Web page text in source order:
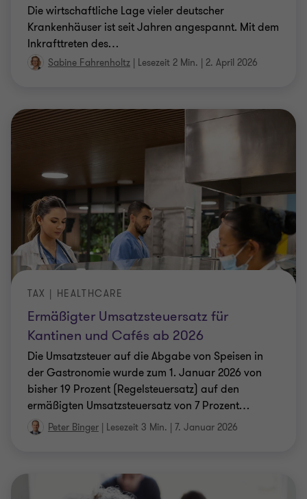
Die wirtschaftliche Lage vieler deutscher
Krankenhäuser ist seit Jahren angespannt. Mit dem
Inkrafttreten des…
Sabine Fahrenholtz | Lesezeit 2 Min. | 2. April 2026
Ermäßigter Umsatzsteuersatz für
Kantinen und Cafés ab 2026
TAX | HEALTHCARE
Die Umsatzsteuer auf die Abgabe von Speisen in
der Gastronomie wurde zum 1. Januar 2026 von
bisher 19 Prozent (Regelsteuersatz) auf den
ermäßigten Umsatzsteuersatz von 7 Prozent…
Peter Binger | Lesezeit 3 Min. | 7. Januar 2026